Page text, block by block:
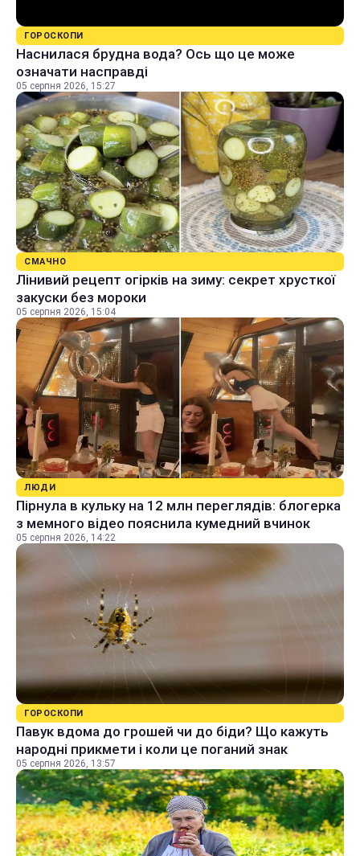
ГОРОСКОПИ
Наснилася брудна вода? Ось що це може
означати насправді
05 серпня 2026, 15:27
СМАЧНО
Лінивий рецепт огірків на зиму: секрет хрусткої
закуски без мороки
05 серпня 2026, 15:04
ЛЮДИ
Пірнула в кульку на 12 млн переглядів: блогерка
з мемного відео пояснила кумедний вчинок
05 серпня 2026, 14:22
ГОРОСКОПИ
Павук вдома до грошей чи до біди? Що кажуть
народні прикмети і коли це поганий знак
05 серпня 2026, 13:57